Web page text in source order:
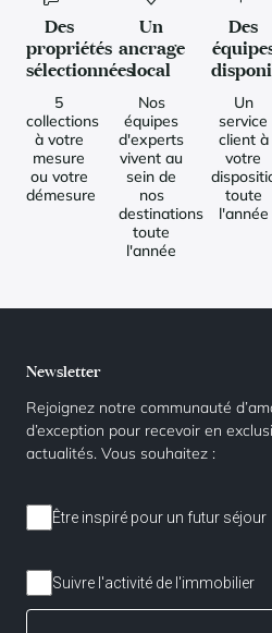
Des
propriétés
sélectionnées
5
collections
à votre
mesure
ou votre
démesure
Un
ancrage
local
Nos
équipes
d'experts
vivent au
sein de
nos
destinations
toute
l'année
Des
Un
service
client à
votre
toute
l'année
Newsletter
Rejoignez notre communauté
d’exception pour recevoir en
actualités. Vous souhaitez :
Être inspiré pour un futur séjour
Suivre l'activité de l'immobilier